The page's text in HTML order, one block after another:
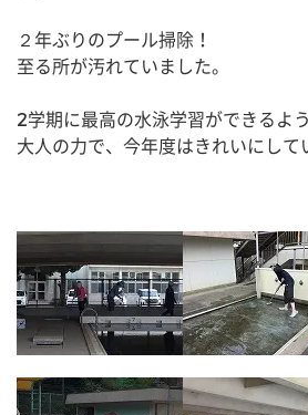
２年ぶりのプール掃除！
至る所が汚れていました。
2学期に最高の水泳学習ができるよ
大人の力で、今年度はきれいにして